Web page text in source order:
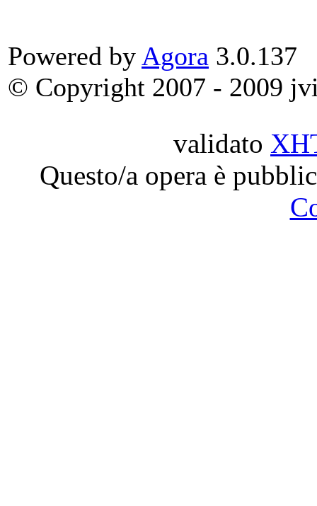
Powered by Agora 3.0.137
© Copyright 2007 - 2009
validato
Questo/a opera è